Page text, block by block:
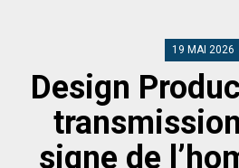
19 MAI 2026
Design
signe de